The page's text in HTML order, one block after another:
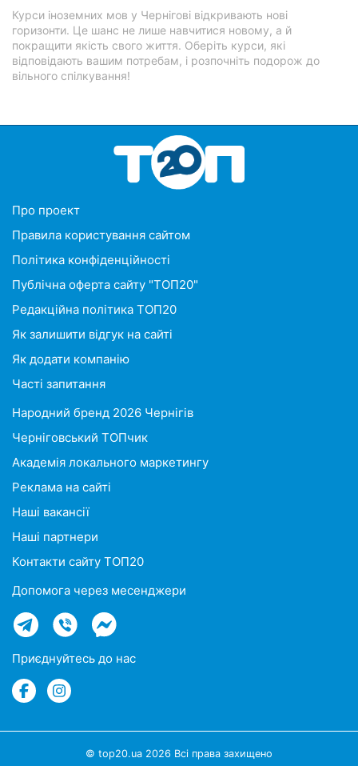
Курси іноземних мов у Чернігові відкривають нові
горизонти. Це шанс не лише навчитися новому, а й
покращити якість свого життя. Оберіть курси, які
відповідають вашим потребам, і розпочніть подорож до
вільного спілкування!
Про проект
Правила користування сайтом
Політика конфіденційності
Публічна оферта сайту "ТОП20"
Редакційна політика ТОП20
Як залишити відгук на сайті
Як додати компанію
Часті запитання
Народний бренд 2026 Чернігів
Черніговський ТОПчик
Академія локального маркетингу
Реклама на сайті
Наші вакансії
Наші партнери
Контакти сайту ТОП20
Допомога через месенджери
Приєднуйтесь до нас
© top20.ua 2026 Всі права захищено